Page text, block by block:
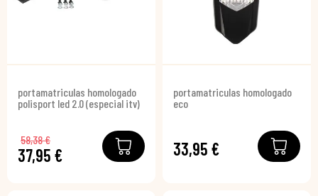
portamatriculas homologado
polisport led 2.0 (especial itv)
37,95 €
58,38 €
portamatriculas homologado
eco
33,95 €